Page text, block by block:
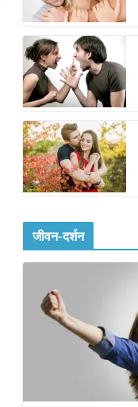
जीवन-दर्शन